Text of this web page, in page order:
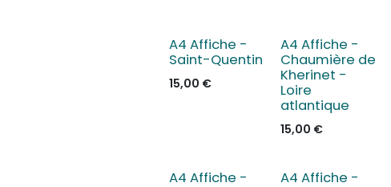
A4 Affiche -
Saint-Quentin
15,00 €
A4 Affiche -
Chaumière de
Kherinet -
Loire
atlantique
15,00 €
A4 Affiche -
A4 Affiche -